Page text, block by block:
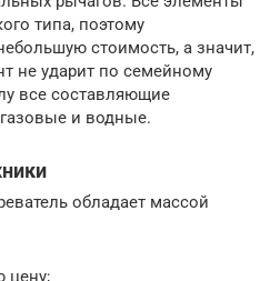
типа, поэтому
стоимость, а значит,
не ударит по семейному
все составляющие
и водные.
обладает массой
цену;